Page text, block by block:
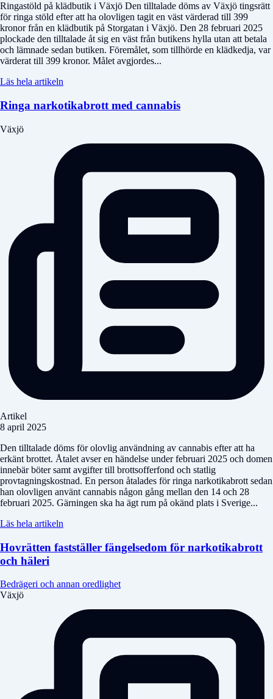
Ringastöld på klädbutik i Växjö Den tilltalade döms av Växjö tingsrätt
för ringa stöld efter att ha olovligen tagit en väst värderad till 399
kronor från en klädbutik på Storgatan i Växjö. Den 28 februari 2025
plockade den tilltalade åt sig en väst från butikens hylla utan att betala
och lämnade sedan butiken. Föremålet, som tillhörde en klädkedja, var
värderat till 399 kronor. Målet avgjordes...
Läs hela artikeln
Ringa narkotikabrott med cannabis
Växjö
Artikel
8 april 2025
Den tilltalade döms för olovlig användning av cannabis efter att ha
erkänt brottet. Åtalet avser en händelse under februari 2025 och domen
innebär böter samt avgifter till brottsofferfond och statlig
provtagningskostnad. En person åtalades för ringa narkotikabrott sedan
han olovligen använt cannabis någon gång mellan den 14 och 28
februari 2025. Gärningen ska ha ägt rum på okänd plats i Sverige...
Läs hela artikeln
Hovrätten fastställer fängelsedom för narkotikabrott
och häleri
Bedrägeri och annan oredlighet
Växjö